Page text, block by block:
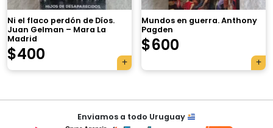
Ni el flaco perdón de Díos.
Juan Gelman – Mara La
Madrid
$400
Mundos en guerra. Anthony
Pagden
$600
NavegaciónEnviamos a todo Uruguay
Tu carrito está vacío.
Agregá un producto y aparecerá acá
automáticamente.